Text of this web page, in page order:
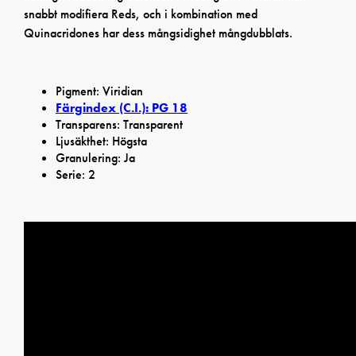
snabbt modifiera Reds, och i kombination med
Quinacridones har dess mångsidighet mångdubblats.
Pigment: Viridian
Färgindex (C.I.): PG 18
Transparens: Transparent
Ljusäkthet: Högsta
Granulering: Ja
Serie: 2